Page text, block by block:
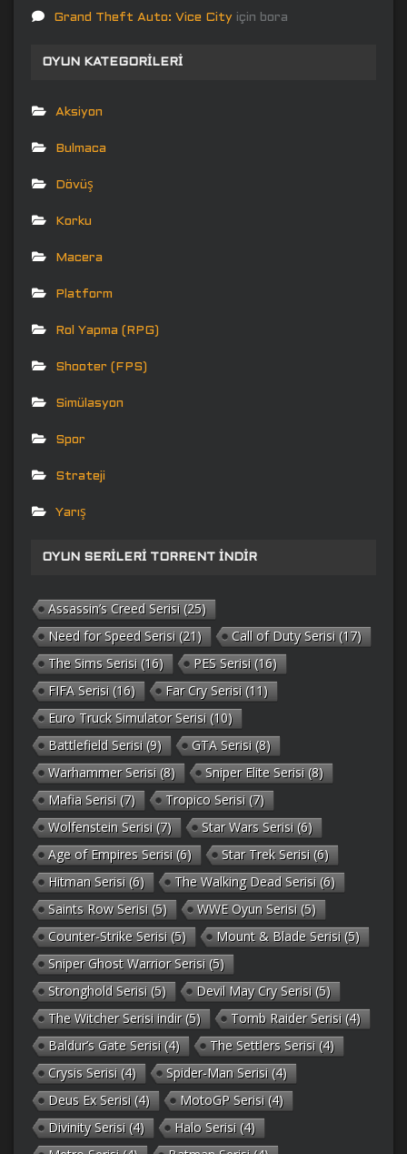
Grand Theft Auto: Vice City için bora
OYUN KATEGORILERI
Aksiyon
Bulmaca
Dövüş
Korku
Macera
Platform
Rol Yapma (RPG)
Shooter (FPS)
Simülasyon
Spor
Strateji
Yarış
OYUN SERILERI TORRENT İNDIR
Assassin’s Creed Serisi (25)
Need for Speed Serisi (21) Call of Duty Serisi (17)
The Sims Serisi (16) PES Serisi (16)
FIFA Serisi (16) Far Cry Serisi (11)
Euro Truck Simulator Serisi (10)
Battlefield Serisi (9) GTA Serisi (8)
Warhammer Serisi (8) Sniper Elite Serisi (8)
Mafia Serisi (7) Tropico Serisi (7)
Wolfenstein Serisi (7) Star Wars Serisi (6)
Age of Empires Serisi (6) Star Trek Serisi (6)
Hitman Serisi (6) The Walking Dead Serisi (6)
Saints Row Serisi (5) WWE Oyun Serisi (5)
Counter-Strike Serisi (5) Mount & Blade Serisi (5)
Sniper Ghost Warrior Serisi (5)
Stronghold Serisi (5) Devil May Cry Serisi (5)
The Witcher Serisi indir(5) Tomb Raider Serisi (4)
Baldur’s Gate Serisi (4) The Settlers Serisi (4)
Crysis Serisi (4) Spider-Man Serisi (4)
Deus Ex Serisi (4) MotoGP Serisi (4)
Divinity Serisi (4) Halo Serisi (4)